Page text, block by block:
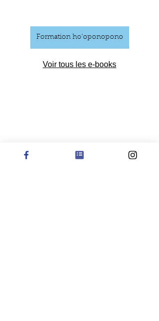
Formation ho’oponopono
Voir tous les e-books